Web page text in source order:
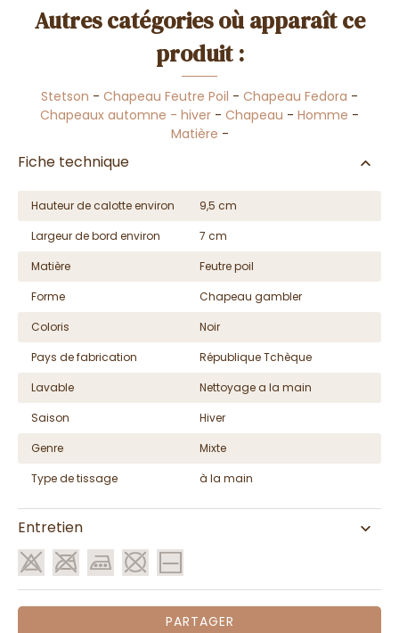
Autres catégories où apparaît ce
produit :
Stetson - Chapeau Feutre Poil - Chapeau Fedora -
Chapeaux automne - hiver - Chapeau - Homme -
Matière -
Fiche technique
Hauteur de calotte environ
9,5 cm
Largeur de bord environ
7 cm
Matière
Feutre poil
Forme
Chapeau gambler
Coloris
Noir
Pays de fabrication
République Tchèque
Lavable
Nettoyage a la main
Saison
Hiver
Genre
Mixte
Type de tissage
à la main
Entretien
PARTAGER